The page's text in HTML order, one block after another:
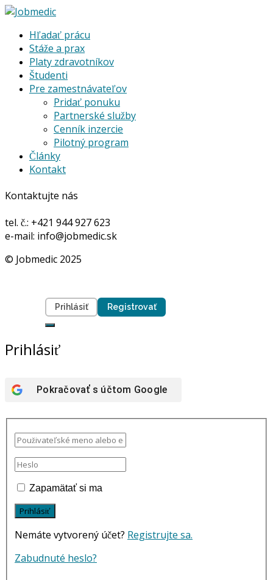
Hľadať prácu
Stáže a prax
Platy zdravotníkov
Študenti
Pre zamestnávateľov
Pridať ponuku
Partnerské služby
Cenník inzercie
Pilotný program
Články
Kontakt
Kontaktujte nás
tel. č.: +421 944 927 623
e-mail: info@jobmedic.sk
© Jobmedic 2025
Prihlásiť Registrovať
Prihlásiť
Pokračovať s účtom Google
Zapamätať si ma
Nemáte vytvorený účet? Registrujte sa.
Zabudnuté heslo?